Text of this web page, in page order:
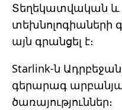
Տեղեկատվական
տեխնոլոգիաների
այն գրանցել է։
Starlink-ն
գերարագ
ծառայություններ։